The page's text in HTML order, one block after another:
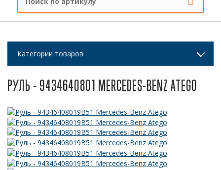
Категории товаров
РУЛЬ - 9434640801 MERCEDES-BENZ ATEGO